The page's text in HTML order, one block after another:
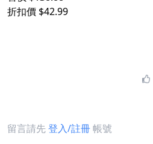
折扣價 $42.99
留言請先登入/註冊帳號